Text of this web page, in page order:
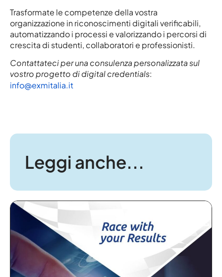
Trasformate le competenze della vostra
organizzazione in riconoscimenti digitali verificabili,
automatizzando i processi e valorizzando i percorsi di
crescita di studenti, collaboratori e professionisti.
Contattateci per una consulenza personalizzata sul
vostro progetto di digital credentials:
info@exmitalia.it
Leggi anche...